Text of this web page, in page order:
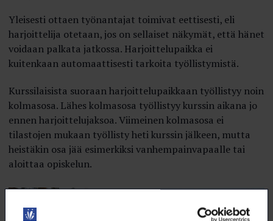
Yleisesti ottaen työnantajat toimivat eettisesti, eli
harjoittelija otetaan, jos on sellaiset näkymät, että hänet
voidaan palkata jatkossa. Harjoittelupaikka ei
kuitenkaan automaattisesti tarkoita työllistymistä.
Kurssilaisista suoraan harjoittelupaikkaan työllistyy noin
kolmasosa. Lähes kolmasosa työllistyy kurssin aikana jo
ennen harjoittelujaksoa. Viimeinen kolmasosa ei
tilastojen mukaan työllisty heti kurssin jälkeen, mutta
heistäkin osa jää esimerkiksi vanhempainvapaalle tai
aloittaa opiskelun.